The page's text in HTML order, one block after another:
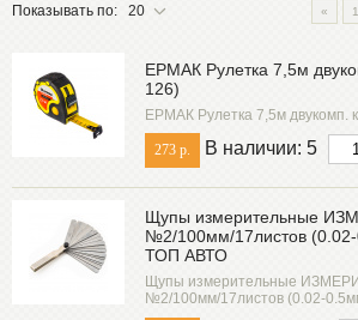
Показывать по: 20 « 1
ЕРМАК Рулетка 7,5м
126)
ЕРМАК Рулетка 7,5м двукомп.
273 р. В наличии: 5
Щупы измерительные
№2/100мм/17листов
ТОП АВТО
Щупы измерительные
№2/100мм/17листов (0.02-